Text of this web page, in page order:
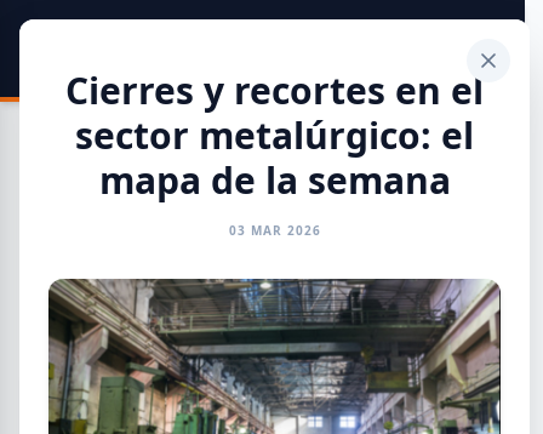
GENERAL INFORMES CAMARAS REFERENTES
Cierres y recortes en el
sector metalúrgico: el
mapa de la semana
03 MAR 2026